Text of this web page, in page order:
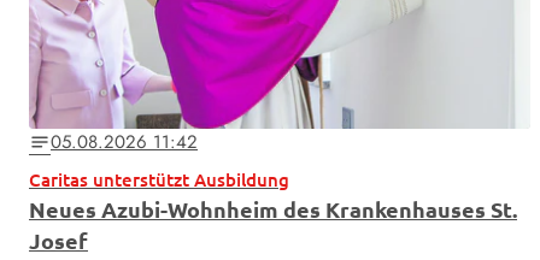
notes05.08.2026 11:42
Caritas unterstützt Ausbildung
Neues Azubi-Wohnheim des Krankenhauses St.
Josef